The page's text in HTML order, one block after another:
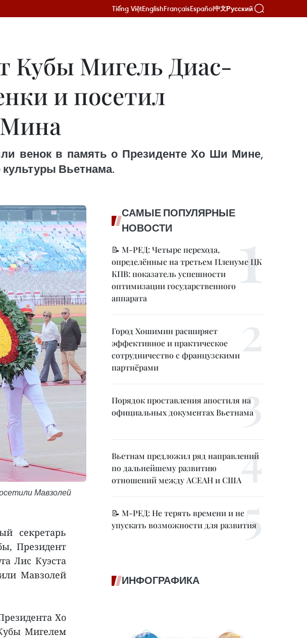
Tiếng ViệtEnglishFrançaisEspañol中文Русский
Кубы Мигель Диас-
и посетил
венок в память о Президенте Хо Ши Мине,
Вьетнама.
Мавзолей
секретарь
Президент
Лис Куэста
Мавзолей
Хо
Мигелем
САМЫЕ ПОПУЛЯРНЫЕ
НОВОСТИ
📝 М-РЕД: Четыре перехода,
определённые на третьем Пленуме ЦК
КПВ: показатель успешности
оптимизации государственного
аппарата
Город Хошимин расширяет
эффективное и практическое
сотрудничество с французскими
партнёрами
Порядок проставления апостиля на
официальных документах Вьетнама
Вьетнам предложил ряд направлений
по дальнейшему развитию
отношений между АСЕАН и США
📝 М-РЕД: Не терять времени и не
упускать возможности для развития
ИНФОГРАФИКА